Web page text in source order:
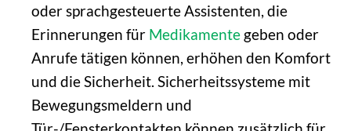
oder sprachgesteuerte Assistenten, die
Erinnerungen für Medikamentegeben oder
Anrufe tätigen können, erhöhen den Komfort
und die Sicherheit. Sicherheitssysteme mit
Bewegungsmeldern und